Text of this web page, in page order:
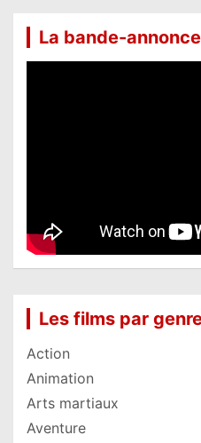
La bande-
Les films par
Action
Animation
Arts martiaux
Aventure